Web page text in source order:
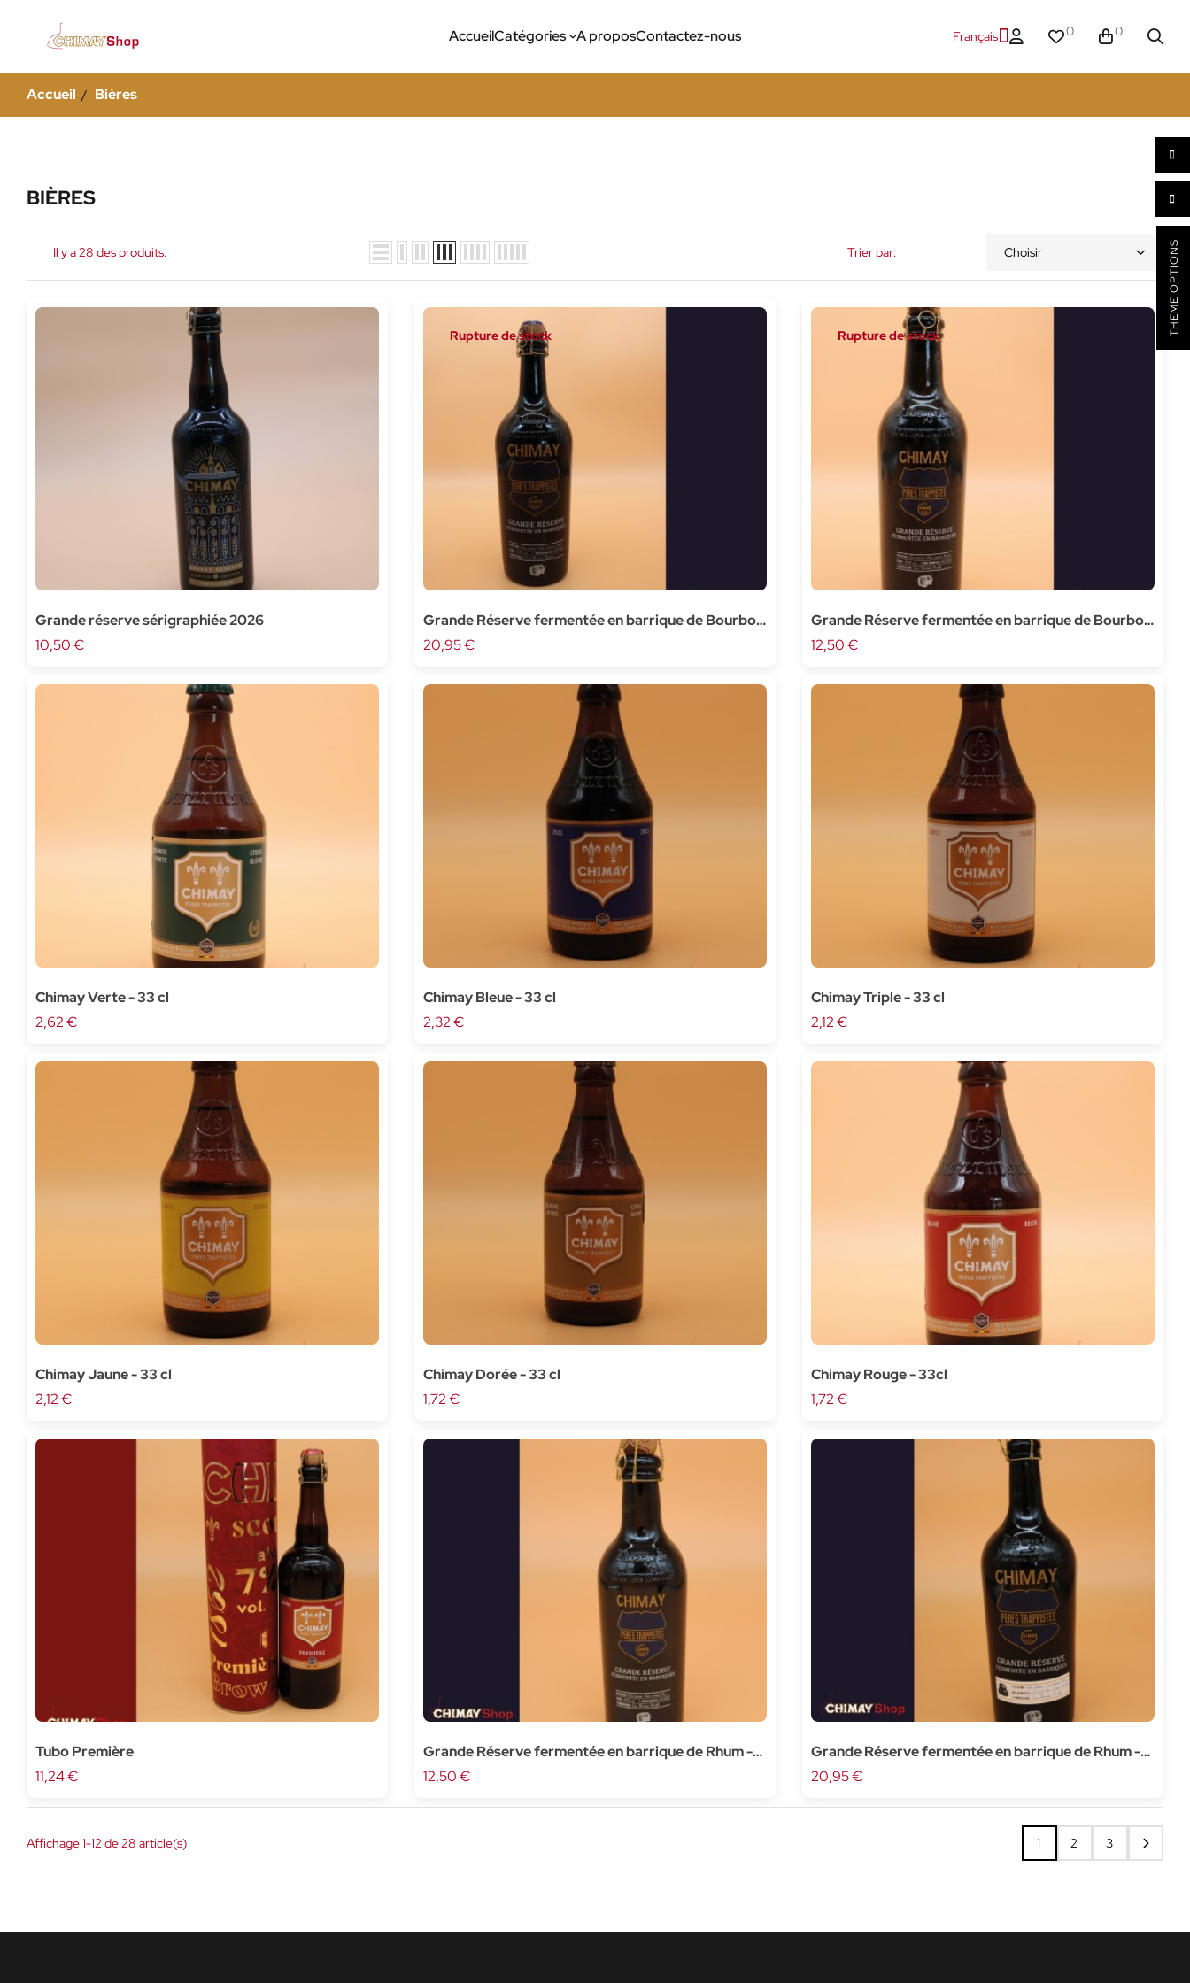
AccueilCatégories A proposContactez-nous Français 0 0
Accueil Bières
BIÈRES
Il y a 28 des produits. Trier par: Choisir
Grande réserve sérigraphiée 2026
10,50 €
Rupture de stock
Grande Réserve fermentée en barrique de Bourbon
- 75cl
20,95 €
Rupture de stock
Grande Réserve fermentée en barrique de Bourbon
- 37,5cl
12,50 €
Chimay Verte - 33 cl
2,62 €
Chimay Bleue - 33 cl
2,32 €
Chimay Triple - 33 cl
2,12 €
Chimay Jaune - 33 cl
2,12 €
Chimay Dorée - 33 cl
1,72 €
Chimay Rouge - 33cl
1,72 €
Tubo Première
11,24 €
Grande Réserve fermentée en barrique de Rhum -
37,5cl
12,50 €
Grande Réserve fermentée en barrique de Rhum -
75cl
20,95 €
Affichage 1-12 de 28 article(s) 1 2 3
THEME OPTIONS